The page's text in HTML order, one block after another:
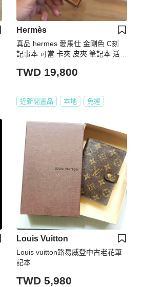
Hermès
真品 hermes 愛馬仕 金剛色 C刻
記事本 可當 卡夾 皮夾 筆記本 活頁
TWD 19,800
近新閒置品 本地 免運
Louis Vuitton
Louis vuitton路易威登中古老花筆
記本
TWD 5,980